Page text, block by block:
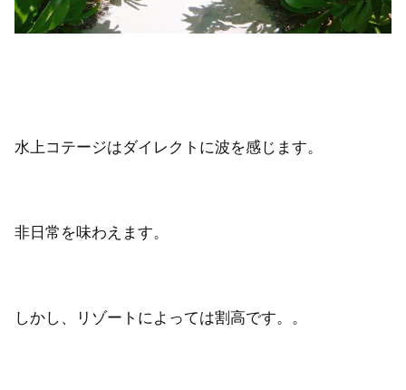
水上コテージはダイレクトに波を感じます。
非日常を味わえます。
しかし、リゾートによっては割高です。。